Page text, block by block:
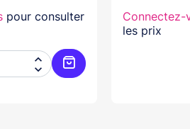
pour consulter


Ajouter au panier
Connectez-
les prix